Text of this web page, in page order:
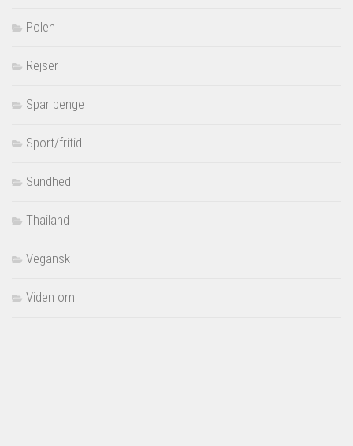
Polen
Rejser
Spar penge
Sport/fritid
Sundhed
Thailand
Vegansk
Viden om